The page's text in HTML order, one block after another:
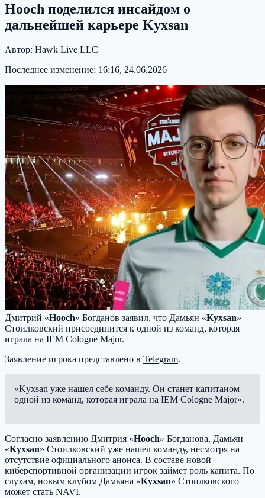
Hooch поделился инсайдом о
дальнейшей карьере Kyxsan
Автор: Hawk Live LLC
Последнее изменение: 16:16, 24.06.2026
Дмитрий «Hooch» Богданов заявил, что Дамьян «Kyxsan»
Стоилковский присоединится к одной из команд, которая
играла на IEM Cologne Major.
Заявление игрока представлено в Telegram.
«Kyxsan уже нашел себе команду. Он станет капитаном
одной из команд, которая играла на IEM Cologne Major».
Согласно заявлению Дмитрия «Hooch» Богданова, Дамьян
«Kyxsan» Стоилковский уже нашел команду, несмотря на
отсутствие официального анонса. В составе новой
киберспортивной организации игрок займет роль капита. По
слухам, новым клубом Дамьяна «Kyxsan» Стоилковского
может стать NAVI.